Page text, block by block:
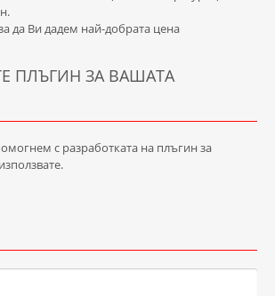
да Ви дадем най-добрата цена
ПЛЪГИН ЗА ВАШАТА
с разработката на плъгин за